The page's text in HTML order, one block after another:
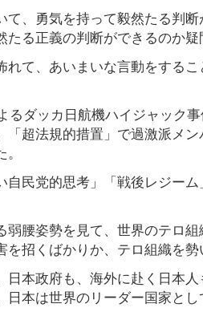
て、勇気を持って毅然たる判
る正義の判断ができるのか疑
れて、あいまいな言動をする
るダッカ日航機ハイジャック
「超法規的措置」で過激派メ
自民党的思考」「戦後レジー
腰姿勢を見て、世界のテロ
招くばかりか、テロ組織を勢
日本政府も、海外に赴く日本
本は世界のリーダー国家と